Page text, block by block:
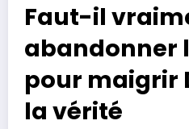
Faut-il
abandonner
pour maigrir
la vérité